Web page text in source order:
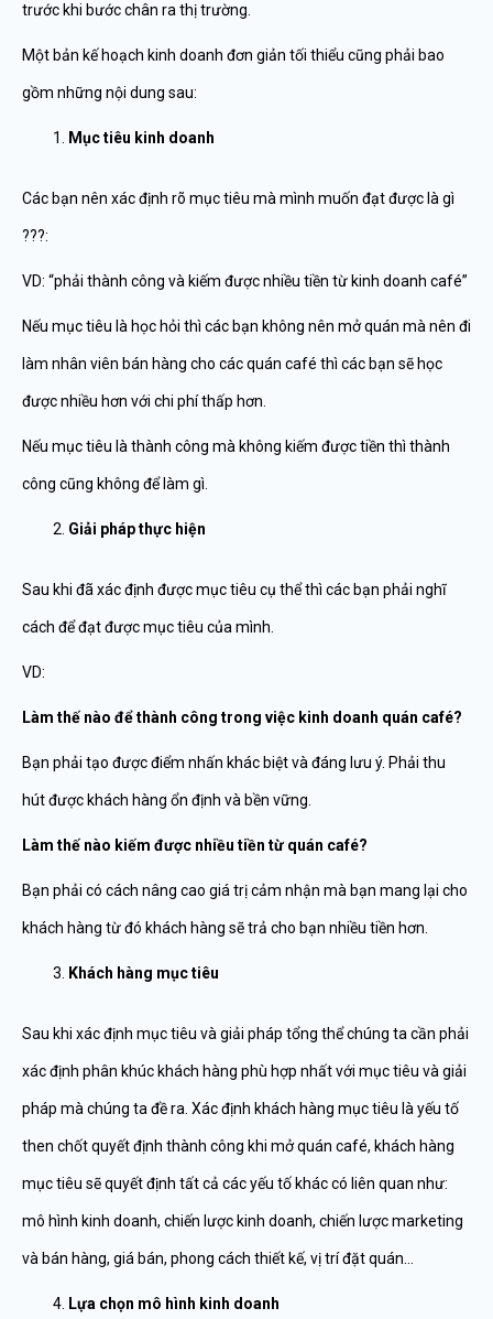
trước khi bước chân ra thị trường.
Một bản kế hoạch kinh doanh đơn giản tối thiểu cũng phải bao
gồm những nội dung sau:
Mục tiêu kinh doanh
Các bạn nên xác định rõ mục tiêu mà mình muốn đạt được là gì
???:
VD: “phải thành công và kiếm được nhiều tiền từ kinh doanh café”
Nếu mục tiêu là học hỏi thì các bạn không nên mở quán mà nên đi
làm nhân viên bán hàng cho các quán café thì các bạn sẽ học
được nhiều hơn với chi phí thấp hơn.
Nếu mục tiêu là thành công mà không kiếm được tiền thì thành
công cũng không để làm gì.
Giải pháp thực hiện
Sau khi đã xác định được mục tiêu cụ thể thì các bạn phải nghĩ
cách để đạt được mục tiêu của mình.
VD:
Làm thế nào để thành công trong việc kinh doanh quán café?
Bạn phải tạo được điểm nhấn khác biệt và đáng lưu ý. Phải thu
hút được khách hàng ổn định và bền vững.
Làm thế nào kiếm được nhiều tiền từ quán café?
Bạn phải có cách nâng cao giá trị cảm nhận mà bạn mang lại cho
khách hàng từ đó khách hàng sẽ trả cho bạn nhiều tiền hơn.
Khách hàng mục tiêu
Sau khi xác định mục tiêu và giải pháp tổng thể chúng ta cần phải
xác định phân khúc khách hàng phù hợp nhất với mục tiêu và giải
pháp mà chúng ta đề ra. Xác định khách hàng mục tiêu là yếu tố
then chốt quyết định thành công khi mở quán café, khách hàng
mục tiêu sẽ quyết định tất cả các yếu tố khác có liên quan như:
mô hình kinh doanh, chiến lược kinh doanh, chiến lược marketing
và bán hàng, giá bán, phong cách thiết kế, vị trí đặt quán…
Lựa chọn mô hình kinh doanh